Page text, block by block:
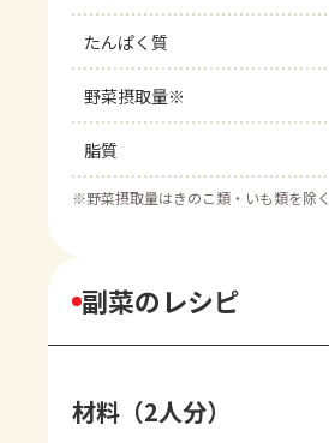
たんぱく質
野菜摂取量※
脂質
※野菜摂取量はきのこ類・いも類を除く
副菜のレシピ
材料（2人分）